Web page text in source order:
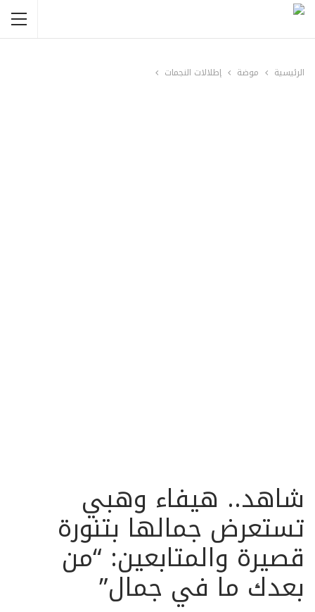
الرئيسية موضة إطلالات النجمات
شاهد.. هيفاء وهبي
تستعرض جمالها بتنورة
قصيرة والمتابعين: “من
بعدك ما في جمال”